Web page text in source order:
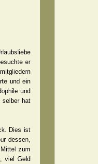
er
und ein
und
selber hat
Dies ist
dessen,
zum
viel Geld